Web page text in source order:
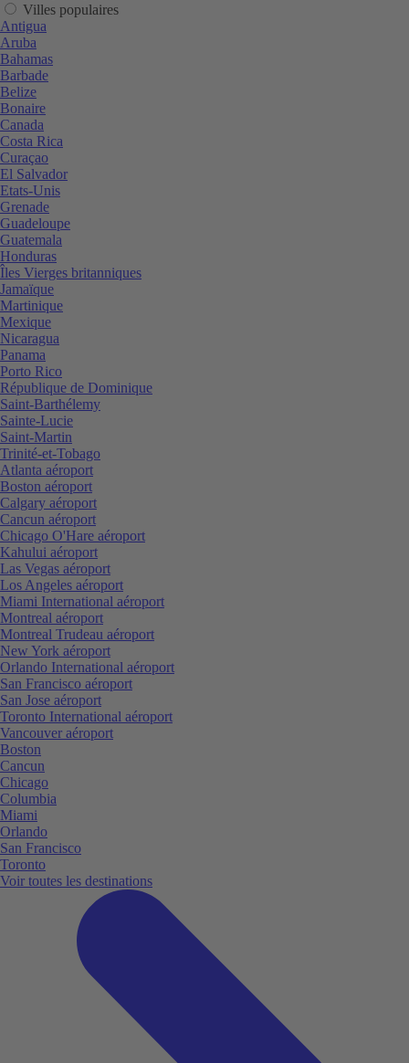
Villes populaires
Antigua
Aruba
Bahamas
Barbade
Belize
Bonaire
Canada
Costa Rica
Curaçao
El Salvador
Etats-Unis
Grenade
Guadeloupe
Guatemala
Honduras
Îles Vierges britanniques
Jamaïque
Martinique
Mexique
Nicaragua
Panama
Porto Rico
République de Dominique
Saint-Barthélemy
Sainte-Lucie
Saint-Martin
Trinité-et-Tobago
Atlanta aéroport
Boston aéroport
Calgary aéroport
Cancun aéroport
Chicago O'Hare aéroport
Kahului aéroport
Las Vegas aéroport
Los Angeles aéroport
Miami International aéroport
Montreal aéroport
Montreal Trudeau aéroport
New York aéroport
Orlando International aéroport
San Francisco aéroport
San Jose aéroport
Toronto International aéroport
Vancouver aéroport
Boston
Cancun
Chicago
Columbia
Miami
Orlando
San Francisco
Toronto
Voir toutes les destinations